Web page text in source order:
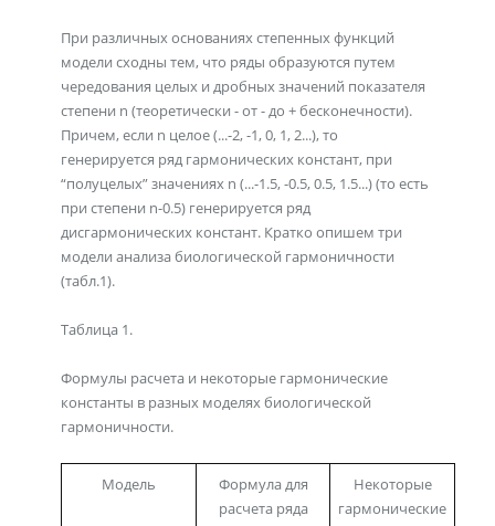
При различных основаниях степенных функций
модели сходны тем, что ряды образуются путем
чередования целых и дробных значений показателя
степени n (теоретически - от - до + бесконечности).
Причем, если n целое (...-2, -1, 0, 1, 2...), то
генерируется ряд гармонических констант, при
“полуцелых” значениях n (...-1.5, -0.5, 0.5, 1.5...) (то есть
при степени n-0.5) генерируется ряд
дисгармонических констант. Кратко опишем три
модели анализа биологической гармоничности
(табл.1).
Таблица 1.
Формулы расчета и некоторые гармонические
константы в разных моделях биологической
гармоничности.
Модель
Формула для
расчета ряда
Некоторые
гармонические